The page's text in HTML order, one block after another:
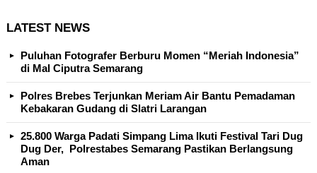
LATEST NEWS
Puluhan Fotografer Berburu Momen “Meriah Indonesia”
di Mal Ciputra Semarang
Polres Brebes Terjunkan Meriam Air Bantu Pemadaman
Kebakaran Gudang di Slatri Larangan
25.800 Warga Padati Simpang Lima Ikuti Festival Tari Dug
Dug Der, Polrestabes Semarang Pastikan Berlangsung
Aman